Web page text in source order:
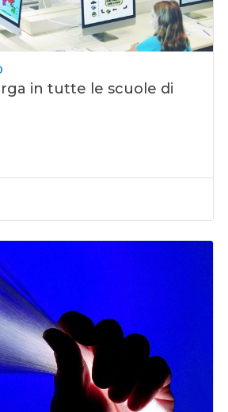
in tutte le scuole di